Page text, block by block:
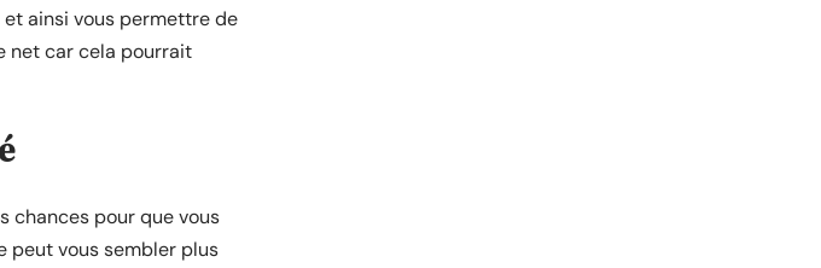
ainsi vous permettre de
net car cela pourrait
chances pour que vous
peut vous sembler plus